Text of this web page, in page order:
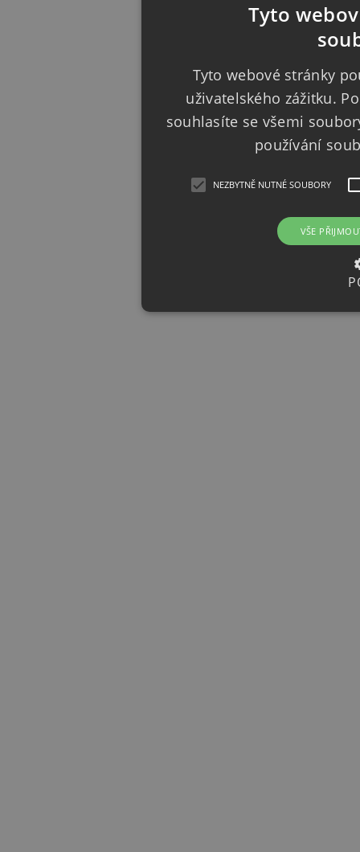
Tyto
Tyto webové stránky
uživatelského zážitku.
souhlasíte se všemi
používání
NEZBYTNĚ NUTNÉ SOUBORY
VŠE